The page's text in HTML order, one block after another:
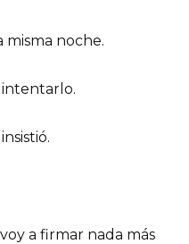
noche.
intentarlo.
a firmar nada más